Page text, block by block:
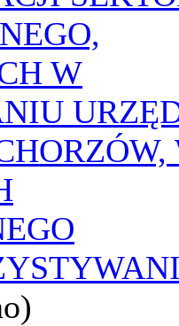
W